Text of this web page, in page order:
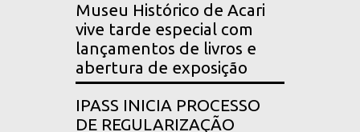
Museu Histórico de Acari
vive tarde especial com
lançamentos de livros e
abertura de exposição
IPASS INICIA PROCESSO
DE REGULARIZAÇÃO